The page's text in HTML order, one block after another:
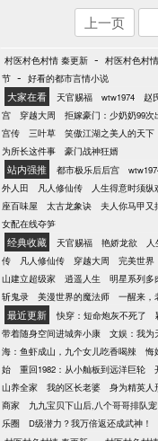
上一页
村医村色村情 秦更新 - 村医村色村
节 - 好看的都市言情小说
大家在看 天官赐福 wtw1974 赵
宫
穿越大周 拒嫁豪门：少奶奶99次
宫传
三叶草 笑傲江湖之美人的天下
为所长这件事
豪门战神狂婿
站内强推 都市极乐后后宫
外人田
凡人修仙传 人生得意时须纵
座百味屋
太古龙象诀 夫人你马甲又
女配在线夺笋
经典收藏 天官赐福 艳娇龙欲 人
传
凡人修仙传 穿越大周 完美世界
山建立超级家
逍遥人生 明星系列多
斩鬼录
美漫世界的魔法师 一醒来，
最近更新 快穿：短命炮灰不死了
带着随身空间进城奔小康
文娱：我为
海：鱼虾成山，九个女儿吃香喝辣
悔
始
重回1982：从小舢板到远洋巨轮
山养全家
我的区长老婆 身为精英人
商家
九九宝贝下山后,八个哥哥排队宠
乐圈
D级潜力？我万倍返还成武神！